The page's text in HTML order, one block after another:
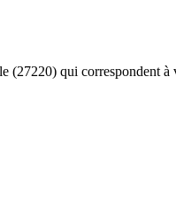
(27220) qui correspondent à